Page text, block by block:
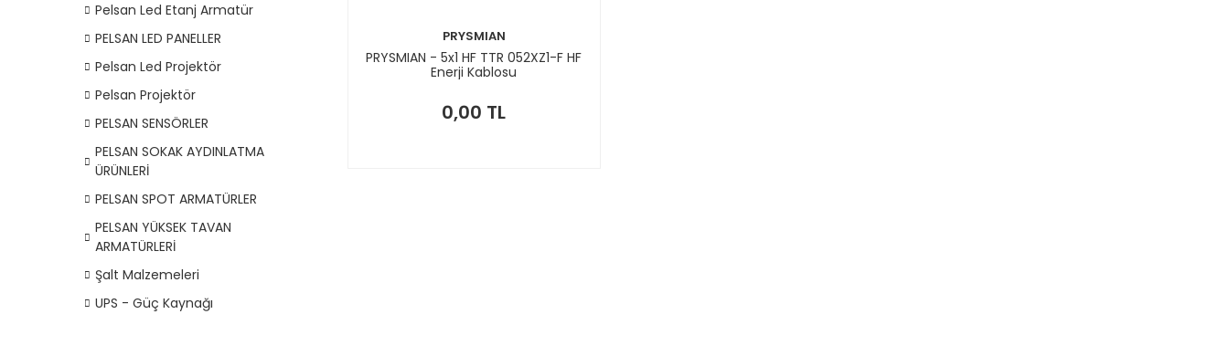
Pelsan Led Etanj Armatür
PELSAN LED PANELLER
Pelsan Led Projektör
Pelsan Projektör
PELSAN SENSÖRLER
PELSAN SOKAK AYDINLATMA
ÜRÜNLERİ
PELSAN SPOT ARMATÜRLER
PELSAN YÜKSEK TAVAN
ARMATÜRLERİ
Şalt Malzemeleri
UPS - Güç Kaynağı
PRYSMIAN
PRYSMIAN - 5x1 HF TTR 052XZ1-F HF
Enerji Kablosu
0,00 TL